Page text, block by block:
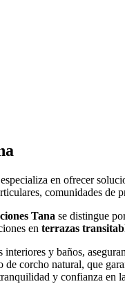
en ofrecer
comunidades
Tana se distingue
en terrazas
y baños,
corcho natural, que
y confianza en